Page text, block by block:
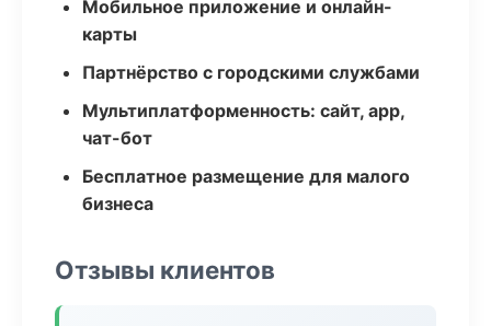
Мобильное приложение и онлайн-
карты
Партнёрство с городскими службами
Мультиплатформенность: сайт, app,
чат-бот
Бесплатное размещение для малого
бизнеса
Отзывы клиентов